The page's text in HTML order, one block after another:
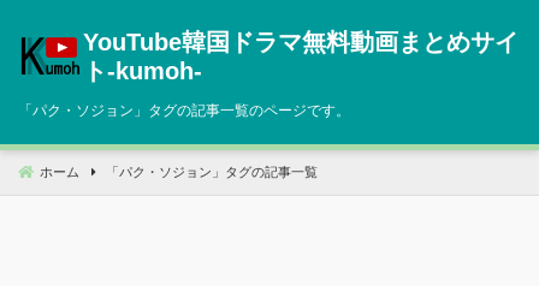
へ
動
YouTube韓国ドラマ無料動画まとめサイ
ト‐kumoh‐
「パク・ソジョン 」タグの記事一覧のページです。
ホーム 「 パク・ソジョン 」タグの記事一覧